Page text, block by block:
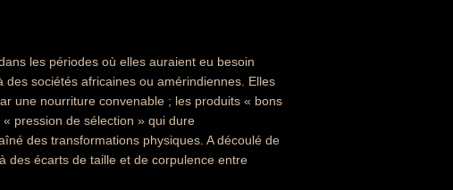
les périodes où elles auraient eu besoin
des sociétés africaines ou amérindiennes. Elles
une nourriture convenable ; les produits « bons
pression de sélection » qui dure
des transformations physiques. A découlé de
des écarts de taille et de corpulence entre